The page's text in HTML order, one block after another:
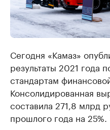
Сегодня «Камаз»
результаты 2021 года
стандартам
Консолидированная
составила 271,8 млрд
прошлого года на 25%.